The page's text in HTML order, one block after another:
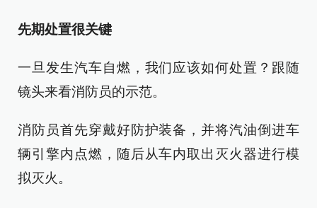
先期处置很关键
一旦发生汽车自燃，我们应该如何处置？跟随
镜头来看消防员的示范。
消防员首先穿戴好防护装备，并将汽油倒进车
辆引擎内点燃，随后从车内取出灭火器进行模
拟灭火。